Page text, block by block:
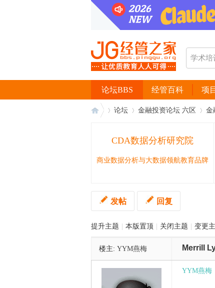
经管百科 项
论坛BBS
论坛 金融投资论坛 六区 金
CDA数据分析研究院
商业数据分析与大数据领航教育品牌
发帖 回复
提升主题 本版置顶 关闭主题 变更
楼主: YYM燕梅 Merrill
YYM燕梅